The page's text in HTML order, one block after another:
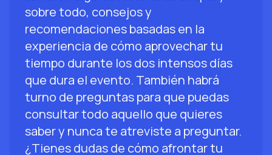
sobre todo, consejos y
recomendaciones basadas en la
experiencia de cómo aprovechar tu
tiempo durante los dos intensos días
que dura el evento. También habrá
turno de preguntas para que puedas
consultar todo aquello que quieres
saber y nunca te atreviste a preguntar.
¿Tienes dudas de cómo afrontar tu